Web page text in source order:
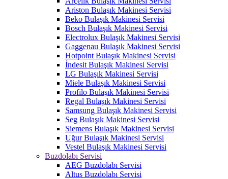
Ariston Bulaşık Makinesi Servisi
Beko Bulaşık Makinesi Servisi
Bosch Bulaşık Makinesi Servisi
Electrolux Bulaşık Makinesi Servisi
Gaggenau Bulaşık Makinesi Servisi
Hotpoint Bulaşık Makinesi Servisi
İndesit Bulaşık Makinesi Servisi
LG Bulaşık Makinesi Servisi
Miele Bulaşık Makinesi Servisi
Profilo Bulaşık Makinesi Servisi
Regal Bulaşık Makinesi Servisi
Samsung Bulaşık Makinesi Servisi
Seg Bulaşık Makinesi Servisi
Siemens Bulaşık Makinesi Servisi
Uğur Bulaşık Makinesi Servisi
Vestel Bulaşık Makinesi Servisi
Buzdolabı Servisi
AEG Buzdolabı Servisi
Altus Buzdolabı Servisi